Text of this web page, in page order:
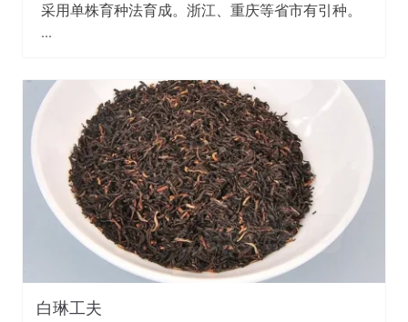
采用单株育种法育成。浙江、重庆等省市有引种。
...
白琳工夫